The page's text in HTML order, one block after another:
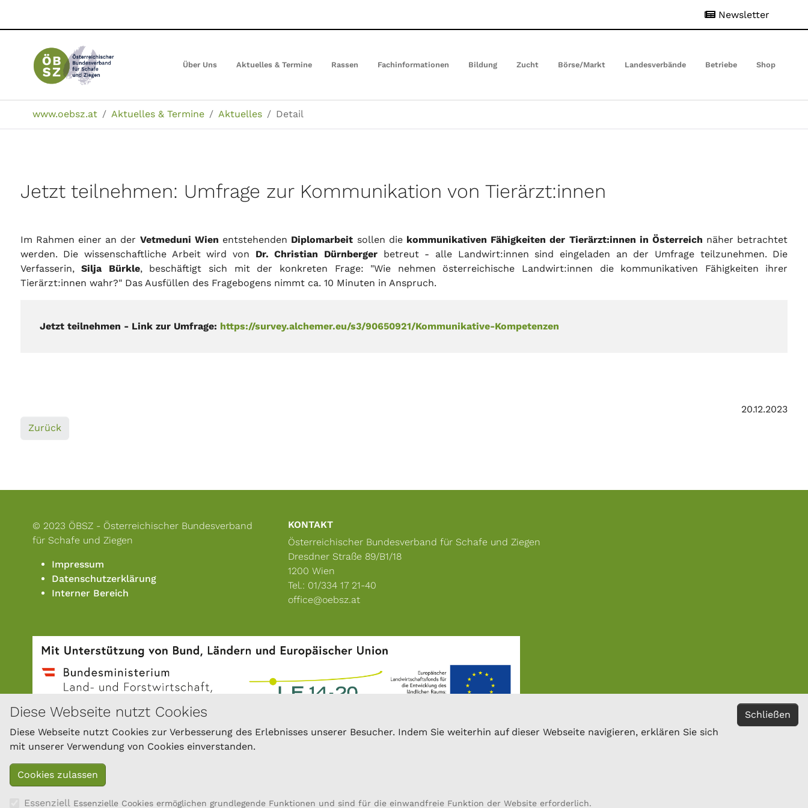
Schließen
Diese Webseite nutzt Cookies
Diese Webseite nutzt Cookies zur Verbesserung des Erlebnisses unserer Besucher. Indem Sie weiterhin auf dieser Webseite navigieren, erklären Sie sich
mit unserer Verwendung von Cookies einverstanden.
Essenziell Essenzielle Cookies ermöglichen grundlegende Funktionen und sind für die einwandfreie Funktion der Website erforderlich.
Newsletter
Über Uns Aktuelles & Termine Rassen Fachinformationen Bildung Zucht Börse/Markt Landesverbände Betriebe Shop
www.oebsz.at Aktuelles & Termine Aktuelles Detail
Jetzt teilnehmen: Umfrage zur Kommunikation von Tierärzt:innen
Im Rahmen einer an der Vetmeduni Wien entstehenden Diplomarbeit sollen die kommunikativen Fähigkeiten der Tierärzt:innen in Österreich näher betrachtet
werden. Die wissenschaftliche Arbeit wird von Dr. Christian Dürnberger betreut - alle Landwirt:innen sind eingeladen an der Umfrage teilzunehmen. Die
Verfasserin,Silja Bürkle, beschäftigt sich mit der konkreten Frage: "Wie nehmen österreichische Landwirt:innen die kommunikativen Fähigkeiten ihrer
Tierärzt:innen wahr?" Das Ausfüllen des Fragebogens nimmt ca. 10 Minuten in Anspruch.
Jetzt teilnehmen - Link zur Umfrage: https://survey.alchemer.eu/s3/90650921/Kommunikative-Kompetenzen
20.12.2023
Zurück
© 2023 ÖBSZ - Österreichischer Bundesverband
für Schafe und Ziegen
Impressum
Datenschutzerklärung
Interner Bereich
KONTAKT
Österreichischer Bundesverband für Schafe und Ziegen
Dresdner Straße 89/B1/18
1200 Wien
Tel.: 01/334 17 21-40
office@oebsz.at